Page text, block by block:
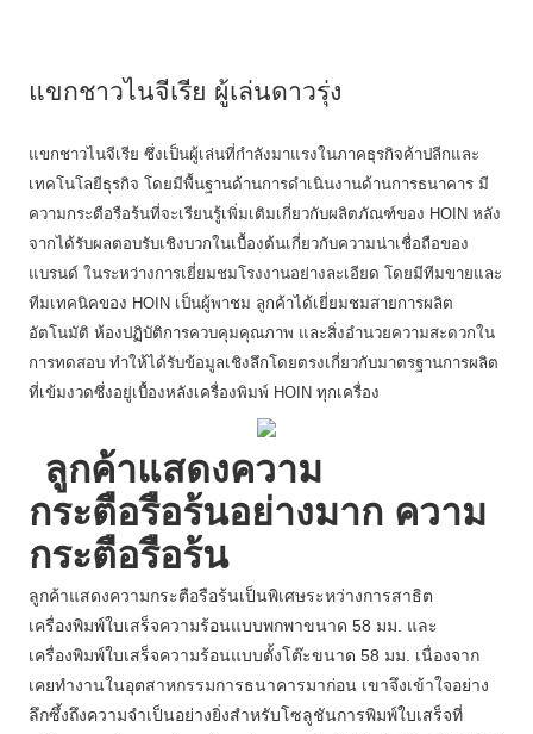
แขกชาวไนจีเรีย ผู้เล่นดาวรุ่ง
แขกชาวไนจีเรีย ซึ่งเป็นผู้เล่นที่กำลังมาแรงในภาคธุรกิจค้าปลีกและ
เทคโนโลยีธุรกิจ โดยมีพื้นฐานด้านการดำเนินงานด้านการธนาคาร มี
ความกระตือรือร้นที่จะเรียนรู้เพิ่มเติมเกี่ยวกับผลิตภัณฑ์ของ HOIN หลัง
จากได้รับผลตอบรับเชิงบวกในเบื้องต้นเกี่ยวกับความน่าเชื่อถือของ
แบรนด์ ในระหว่างการเยี่ยมชมโรงงานอย่างละเอียด โดยมีทีมขายและ
ทีมเทคนิคของ HOIN เป็นผู้พาชม ลูกค้าได้เยี่ยมชมสายการผลิต
อัตโนมัติ ห้องปฏิบัติการควบคุมคุณภาพ และสิ่งอำนวยความสะดวกใน
การทดสอบ ทำให้ได้รับข้อมูลเชิงลึกโดยตรงเกี่ยวกับมาตรฐานการผลิต
ที่เข้มงวดซึ่งอยู่เบื้องหลังเครื่องพิมพ์ HOIN ทุกเครื่อง
ลูกค้าแสดงความ
กระตือรือร้นอย่างมาก ความ
กระตือรือร้น
ลูกค้าแสดงความกระตือรือร้นเป็นพิเศษระหว่างการสาธิต
เครื่องพิมพ์ใบเสร็จความร้อนแบบพกพาขนาด 58 มม. และ
เครื่องพิมพ์ใบเสร็จความร้อนแบบตั้งโต๊ะขนาด 58 มม. เนื่องจาก
เคยทำงานในอุตสาหกรรมการธนาคารมาก่อน เขาจึงเข้าใจอย่าง
ลึกซึ้งถึงความจำเป็นอย่างยิ่งสำหรับโซลูชันการพิมพ์ใบเสร็จที่